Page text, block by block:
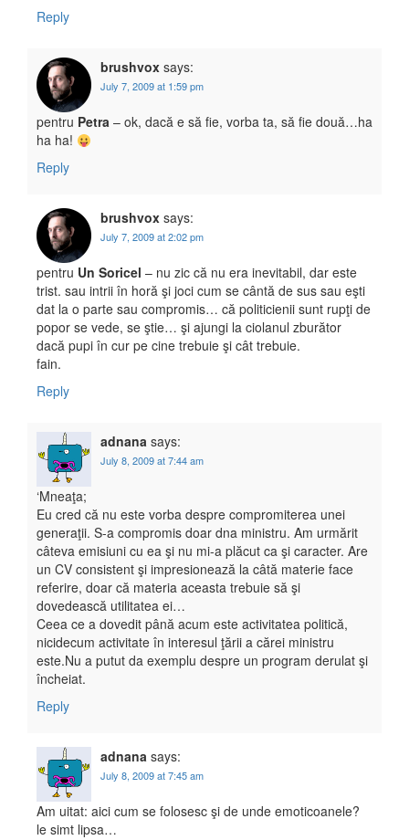
Reply
brushvox says:
July 7, 2009 at 1:59 pm
pentru Petra – ok, dacă e să fie, vorba ta, să fie două…ha
ha ha!
Reply
brushvox says:
July 7, 2009 at 2:02 pm
pentru Un Soricel – nu zic că nu era inevitabil, dar este
trist. sau intrii în horă şi joci cum se cântă de sus sau eşti
dat la o parte sau compromis… că politicienii sunt rupţi de
popor se vede, se ştie… şi ajungi la ciolanul zburător
dacă pupi în cur pe cine trebuie şi cât trebuie.
fain.
Reply
adnana says:
July 8, 2009 at 7:44 am
‘Mneaţa;
Eu cred că nu este vorba despre compromiterea unei
generaţii. S-a compromis doar dna ministru. Am urmărit
câteva emisiuni cu ea şi nu mi-a plăcut ca şi caracter. Are
un CV consistent şi impresionează la câtă materie face
referire, doar că materia aceasta trebuie să şi
dovedească utilitatea ei…
Ceea ce a dovedit până acum este activitatea politică,
nicidecum activitate în interesul ţării a cărei ministru
este.Nu a putut da exemplu despre un program derulat şi
încheiat.
Reply
adnana says:
July 8, 2009 at 7:45 am
Am uitat: aici cum se folosesc şi de unde emoticoanele?
le simt lipsa…